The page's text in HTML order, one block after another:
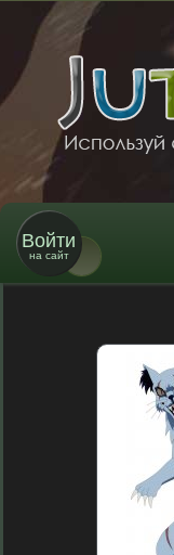
Войти
на сайт